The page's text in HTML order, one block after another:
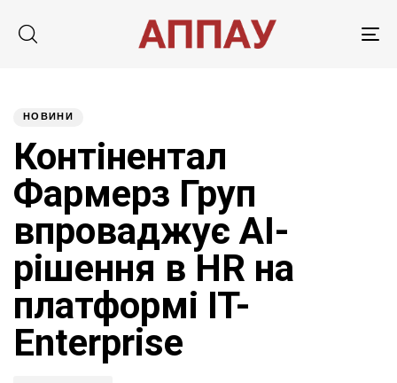
НОВИНИ
Контінентал
Фармерз Груп
впроваджує AI-
рішення в HR на
платформі IT-
Enterprise